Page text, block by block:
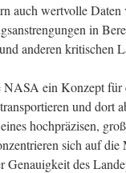
auch wertvolle
in
anderen kritischen
ein Konzept für
und dort
hochpräzisen,
sich auf
Genauigkeit des